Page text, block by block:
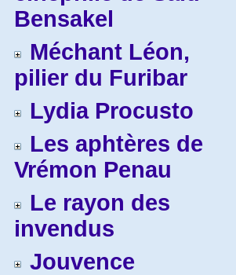
Bensakel
Méchant Léon,
pilier du Furibar
Lydia Procusto
Les aphtères de
Vrémon Penau
Le rayon des
invendus
Jouvence